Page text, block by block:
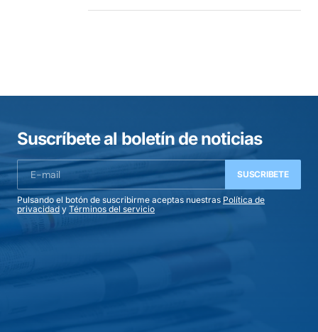
Suscríbete al boletín de noticias
SUSCRIBETE
Pulsando el botón de suscribirme aceptas nuestras Política de
privacidad y Términos del servicio